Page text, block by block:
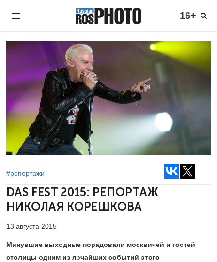
16+
#репортажи
DAS FEST 2015: РЕПОРТАЖ
НИКОЛАЯ КОРЕШКОВА
13 августа 2015
Минувшие выходные порадовали москвичей и гостей
столицы одним из ярчайших событий этого